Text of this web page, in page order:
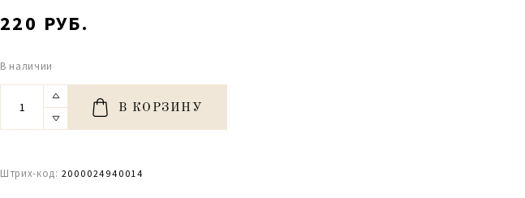
220 РУБ.
В наличии
В КОРЗИНУ
Штрих-код: 2000024940014